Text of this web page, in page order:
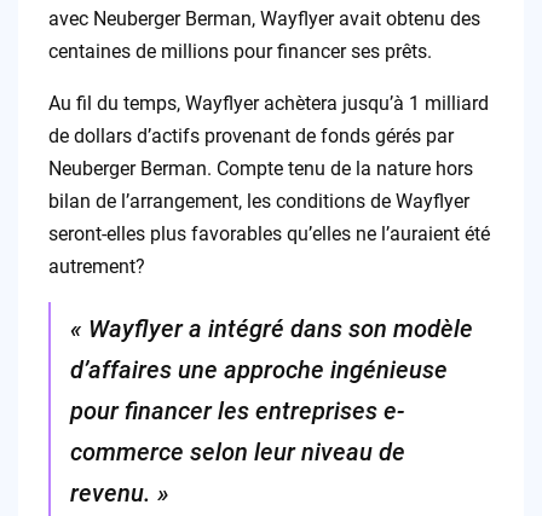
avec Neuberger Berman, Wayflyer avait obtenu des
centaines de millions pour financer ses prêts.
Au fil du temps, Wayflyer achètera jusqu’à 1 milliard
de dollars d’actifs provenant de fonds gérés par
Neuberger Berman. Compte tenu de la nature hors
bilan de l’arrangement, les conditions de Wayflyer
seront-elles plus favorables qu’elles ne l’auraient été
autrement?
« Wayflyer a intégré dans son modèle
d’affaires une approche ingénieuse
pour financer les entreprises e-
commerce selon leur niveau de
revenu. »